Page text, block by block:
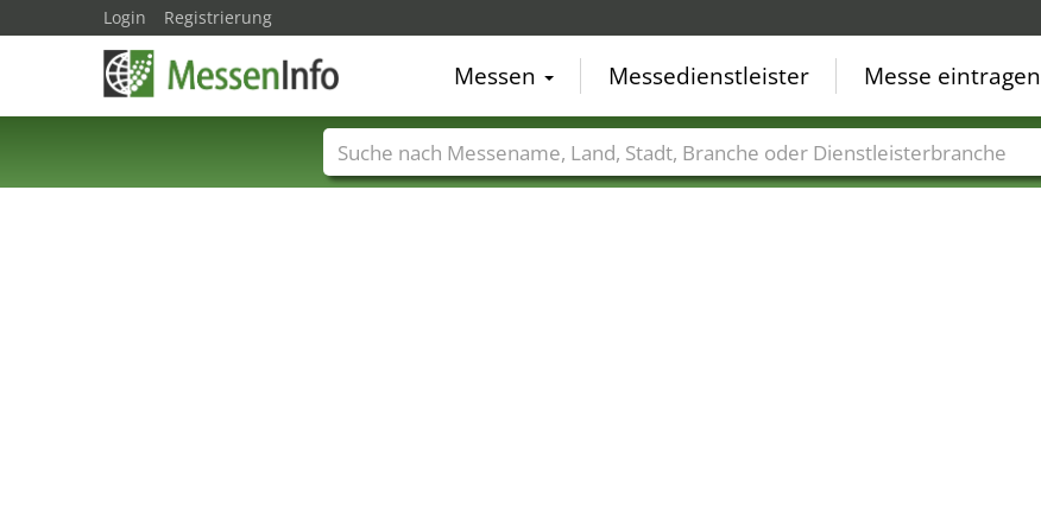
Login Registrierung
Messen Messedienstleister Messe eintragen
Messenamen Länder Städte Branchen Dienstleisterbranchen